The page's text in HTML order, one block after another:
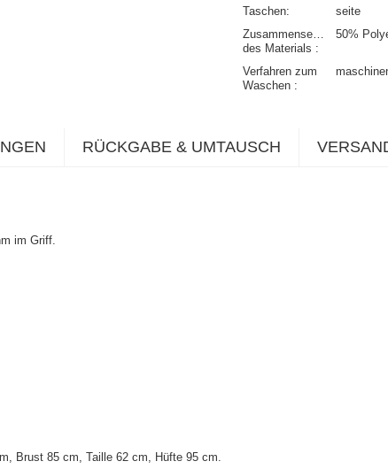
Taschen
seite
Zusammensetzung
des Materials
50%
Verfahren zum
Waschen
RÜCKGABE & UMTAUSCH
im Griff.
Brust 85 cm, Taille 62 cm, Hüfte 95 cm.